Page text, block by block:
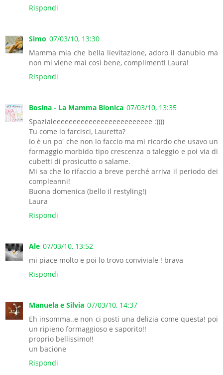
Rispondi
Simo 07/03/10, 13:30
Mamma mia che bella lievitazione, adoro il danubio ma
non mi viene mai così bene, complimenti Laura!
Rispondi
Bosina - La Mamma Bionica 07/03/10, 13:35
Spazialeeeeeeeeeeeeeeeeeeeeeeeee :))))
Tu come lo farcisci, Lauretta?
Io è un po' che non lo faccio ma mi ricordo che usavo un
formaggio morbido tipo crescenza o taleggio e poi via di
cubetti di prosicutto o salame.
Mi sa che lo rifaccio a breve perché arriva il periodo dei
compleanni!
Buona domenica (bello il restyling!)
Laura
Rispondi
Ale 07/03/10, 13:52
mi piace molto e poi lo trovo conviviale ! brava
Rispondi
Manuela e Silvia 07/03/10, 14:37
Eh insomma..e non ci posti una delizia come questa! poi
un ripieno formaggioso e saporito!!
proprio bellissimo!!
un bacione
Rispondi